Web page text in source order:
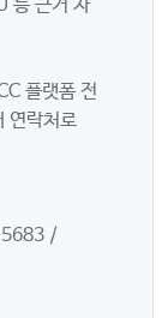
등 근거 자
플랫폼 전
연락처로
/